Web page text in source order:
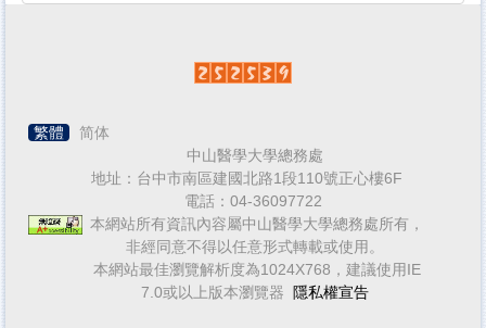
繁體
简体
中山醫學大學總務處
地址：台中市南區建國北路1段110號正心樓6F
電話：04-36097722
本網站所有資訊內容屬中山醫學大學總務處所有，
非經同意不得以任意形式轉載或使用。
本網站最佳瀏覽解析度為1024X768，建議使用IE
7.0或以上版本瀏覽器 隱私權宣告